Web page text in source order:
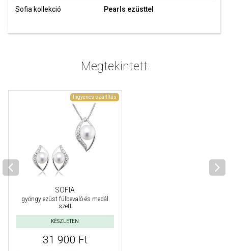
Sofia kollekció Pearls ezüsttel
Megtekintett
Ingyenes szállítás
SOFIA
gyöngy ezüst fülbevaló és medál
szett
KÉSZLETEN
31 900 Ft